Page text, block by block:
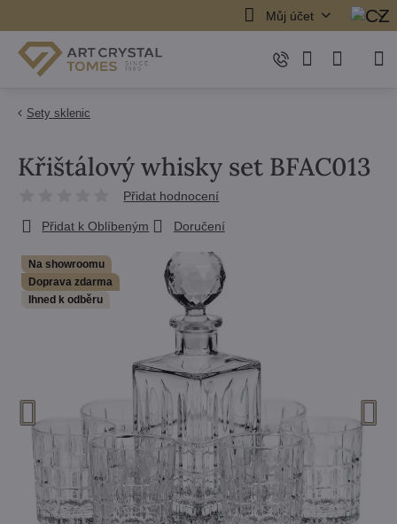
Můj účet
Sety sklenic
Na showroomu
Doprava zdarma
Ihned k odběru
Křištálový whisky set BFAC013
Přidat hodnocení
Přidat k Oblíbeným Doručení